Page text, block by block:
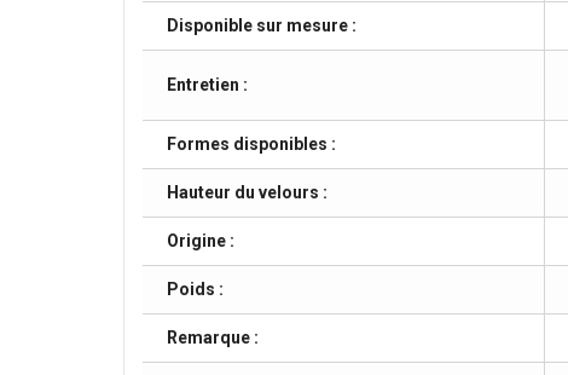
Disponible sur mesure :
Entretien :
Formes disponibles :
Hauteur du velours :
Origine :
Poids :
Remarque :